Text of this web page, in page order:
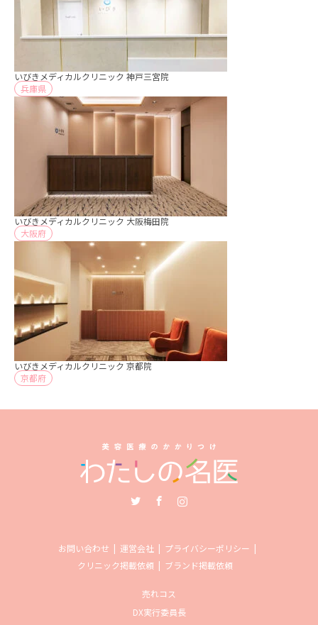
いびきメディカルクリニック 神戸三宮院
兵庫県
いびきメディカルクリニック 大阪梅田院
大阪府
いびきメディカルクリニック 京都院
京都府
お問い合わせ 運営会社
プライバシーポリシー
クリニック掲載依頼
ブランド掲載依頼
売れコス
DX実行委員長